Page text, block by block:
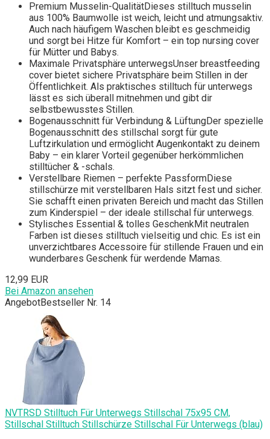
Premium Musselin-QualitätDieses stilltuch musselin
aus 100% Baumwolle ist weich, leicht und atmungsaktiv.
Auch nach häufigem Waschen bleibt es geschmeidig
und sorgt bei Hitze für Komfort – ein top nursing cover
für Mütter und Babys.
Maximale Privatsphäre unterwegsUnser breastfeeding
cover bietet sichere Privatsphäre beim Stillen in der
Öffentlichkeit. Als praktisches stilltuch für unterwegs
lässt es sich überall mitnehmen und gibt dir
selbstbewusstes Stillen.
Bogenausschnitt für Verbindung & LüftungDer spezielle
Bogenausschnitt des stillschal sorgt für gute
Luftzirkulation und ermöglicht Augenkontakt zu deinem
Baby – ein klarer Vorteil gegenüber herkömmlichen
stilltücher & -schals.
Verstellbare Riemen – perfekte PassformDiese
stillschürze mit verstellbaren Hals sitzt fest und sicher.
Sie schafft einen privaten Bereich und macht das Stillen
zum Kinderspiel – der ideale stillschal für unterwegs.
Stylisches Essential & tolles GeschenkMit neutralen
Farben ist dieses stilltuch vielseitig und chic. Es ist ein
unverzichtbares Accessoire für stillende Frauen und ein
wunderbares Geschenk für werdende Mamas.
12,99 EUR
Bei Amazon ansehen
AngebotBestseller Nr. 14
NVTRSD Stilltuch Für Unterwegs Stillschal 75x95 CM,
Stillschal Stilltuch Stillschürze Stillschal Für Unterwegs (blau)